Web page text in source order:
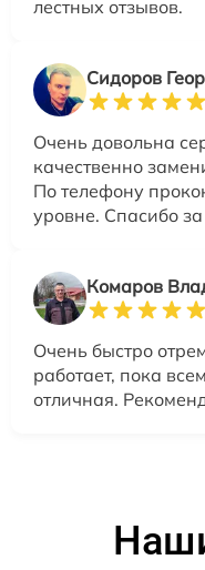
лестных отзывов.
Сидоров
Очень довольна
качественно
По телефону
уровне. Спасибо
Комаров
Очень быстро
работает, пока
отличная.